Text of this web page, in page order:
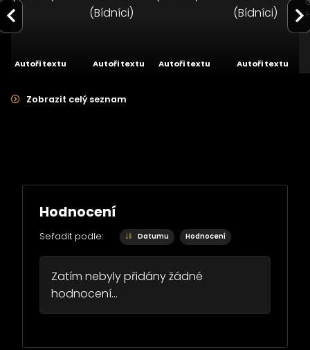
Autoři textu
divadlo Brno -
Autoři textu Autoři textu
divadlo Brno
Autoři textu
Zobrazit celý seznam
Hodnocení
Seřadit podle: Datumu Hodnocení
Zatím nebyly přidány žádné
hodnocení...